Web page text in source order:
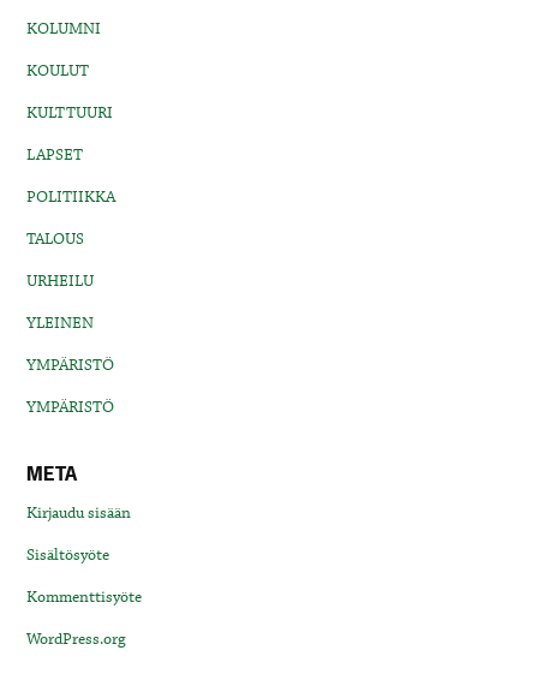
KOLUMNI
KOULUT
KULTTUURI
LAPSET
POLITIIKKA
TALOUS
URHEILU
YLEINEN
YMPÄRISTÖ
YMPÄRISTÖ
META
Kirjaudu sisään
Sisältösyöte
Kommenttisyöte
WordPress.org